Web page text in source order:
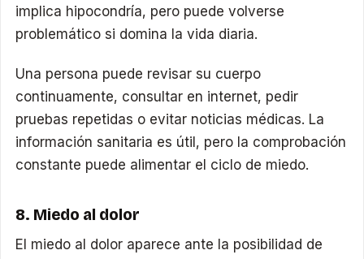
implica hipocondría, pero puede volverse
problemático si domina la vida diaria.
Una persona puede revisar su cuerpo
continuamente, consultar en internet, pedir
pruebas repetidas o evitar noticias médicas. La
información sanitaria es útil, pero la comprobación
constante puede alimentar el ciclo de miedo.
8. Miedo al dolor
El miedo al dolor aparece ante la posibilidad de